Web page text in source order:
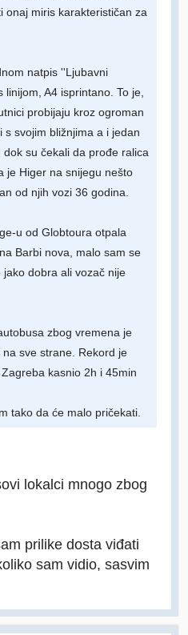
onaj miris karakterističan za
natpis ''Ljubavni
A4 isprintano. To je,
probijaju kroz ogroman
s svojim bližnjima a i jedan
su čekali da prođe ralica
je Higer na snijegu nešto
od njih vozi 36 godina.
u od Globtoura otpala
Barbi nova, malo sam se
dobra ali vozač nije
zbog vremena je
sve strane. Rekord je
kasnio 2h i 45min
tako da će malo pričekati.
lokalci mnogo zbog
prilike dosta viđati
sam vidio, sasvim